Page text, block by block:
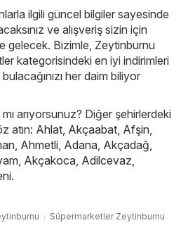
ilgili güncel bilgiler sayesinde
ve alışveriş sizin için
gelecek. Bizimle, Zeytinburnu
kategorisindeki en iyi indirimleri
her daim biliyor
arıyorsunuz? Diğer şehirlerdeki
atın: Ahlat, Akçaabat, Afşin,
, Ahmetli, Adana, Akçadağ,
, Akçakoca, Adilcevaz,
.
Süpermarketler Zeytinburnu